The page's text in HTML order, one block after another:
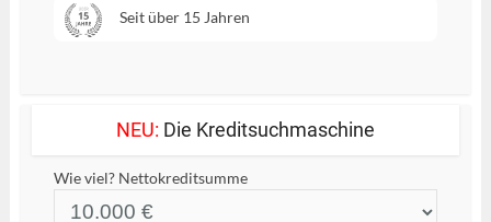
Seit über 15 Jahren
NEU: Die Kreditsuchmaschine
Wie viel?Nettokreditsumme